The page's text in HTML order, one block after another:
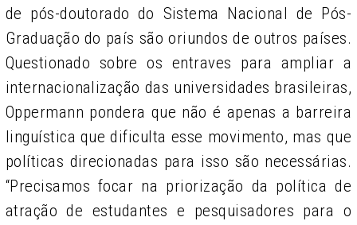
de pós-doutorado do Sistema Nacional de Pós-
Graduação do país são oriundos de outros países.
Questionado sobre os entraves para ampliar a
internacionalização das universidades brasileiras,
Oppermann pondera que não é apenas a barreira
linguística que dificulta esse movimento, mas que
políticas direcionadas para isso são necessárias.
“Precisamos focar na priorização da política de
atração de estudantes e pesquisadores para o